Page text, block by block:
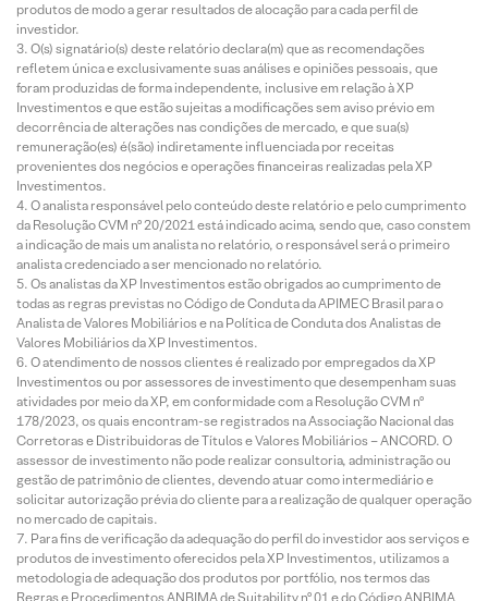
produtos de modo a gerar resultados de alocação para cada perfil de
investidor.
O(s) signatário(s) deste relatório declara(m) que as recomendações
refletem única e exclusivamente suas análises e opiniões pessoais, que
foram produzidas de forma independente, inclusive em relação à XP
Investimentos e que estão sujeitas a modificações sem aviso prévio em
decorrência de alterações nas condições de mercado, e que sua(s)
remuneração(es) é(são) indiretamente influenciada por receitas
provenientes dos negócios e operações financeiras realizadas pela XP
Investimentos.
O analista responsável pelo conteúdo deste relatório e pelo cumprimento
da Resolução CVM nº 20/2021 está indicado acima, sendo que, caso constem
a indicação de mais um analista no relatório, o responsável será o primeiro
analista credenciado a ser mencionado no relatório.
Os analistas da XP Investimentos estão obrigados ao cumprimento de
todas as regras previstas no Código de Conduta da APIMEC Brasil para o
Analista de Valores Mobiliários e na Política de Conduta dos Analistas de
Valores Mobiliários da XP Investimentos.
O atendimento de nossos clientes é realizado por empregados da XP
Investimentos ou por assessores de investimento que desempenham suas
atividades por meio da XP, em conformidade com a Resolução CVM nº
178/2023, os quais encontram-se registrados na Associação Nacional das
Corretoras e Distribuidoras de Títulos e Valores Mobiliários – ANCORD. O
assessor de investimento não pode realizar consultoria, administração ou
gestão de patrimônio de clientes, devendo atuar como intermediário e
solicitar autorização prévia do cliente para a realização de qualquer operação
no mercado de capitais.
Para fins de verificação da adequação do perfil do investidor aos serviços e
produtos de investimento oferecidos pela XP Investimentos, utilizamos a
metodologia de adequação dos produtos por portfólio, nos termos das
Regras e Procedimentos ANBIMA de Suitability nº 01 e do Código ANBIMA